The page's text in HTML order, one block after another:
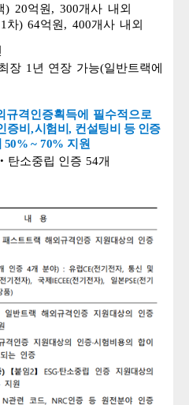
) 20억원 , 300개사 내외
1 차) 64억원 , 400개사 내외
장 1 년 연장 가능(일반트랙에
규격인증획득에
필수적으로
증비,시험비, 컨설팅비 등 인증
50% ~ 70% 지원
탄소중립 인증 54개